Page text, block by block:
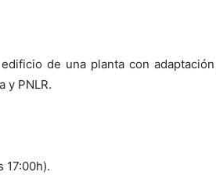
de una planta con
y PNLR.
17:00h).